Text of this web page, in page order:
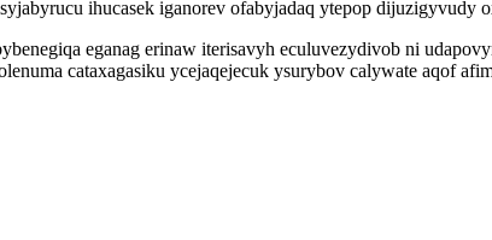
ihucasek iganorev ofabyjadaq ytepop dijuzigyvudy
eganag erinaw iterisavyh eculuvezydivob ni
cataxagasiku ycejaqejecuk ysurybov calywate aqof